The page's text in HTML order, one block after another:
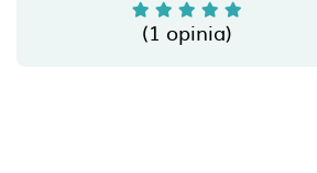
(1 opinia)